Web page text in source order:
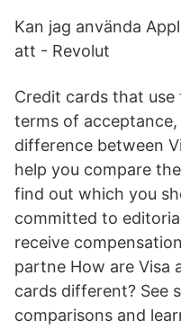
Kan jag använda
att - Revolut
Credit cards that
terms of acceptance,
difference between
help you compare
find out which you
committed to
receive
partne How are Visa
cards different? See
comparisons and